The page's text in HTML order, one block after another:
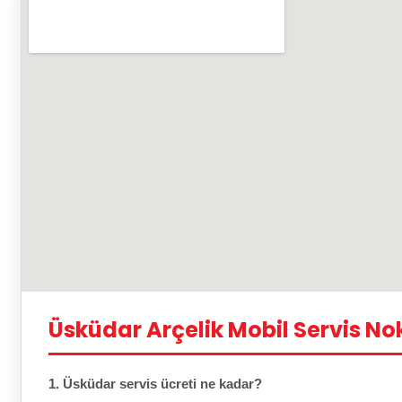
Üsküdar Arçelik Mobil Servis
1. Üsküdar servis ücreti ne kadar?